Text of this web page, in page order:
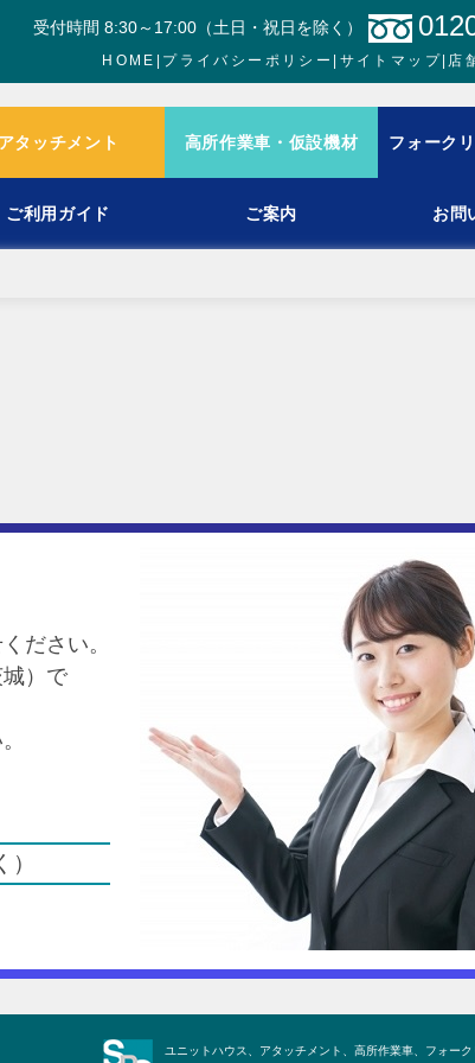
受付時間 8:30～17:00（土日・祝日を除く）
HOME プライバシーポリシー サイトマップ 店
アタッチメント 高所作業車・仮設機材 フォーク
ご利用ガイド ご案内 お問
ださい。
）で
ユニットハウス、アタッチメント、高所作業車、フォーク